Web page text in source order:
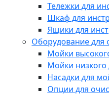
Тележки для
Шкаф для
Ящики для
Оборудование для
Мойки
Мойки низкого
Насадки для
Опции для